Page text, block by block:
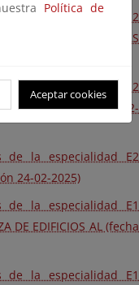
de la especialidad E2
POTABILIZADORAS
de la especialidad E2
de publicación 24-02-
de la especialidad E2
24-02-2025)
de la especialidad E1
DE EDIFICIOS AL (fecha
de la especialidad E1
Política de
Aceptar cookies